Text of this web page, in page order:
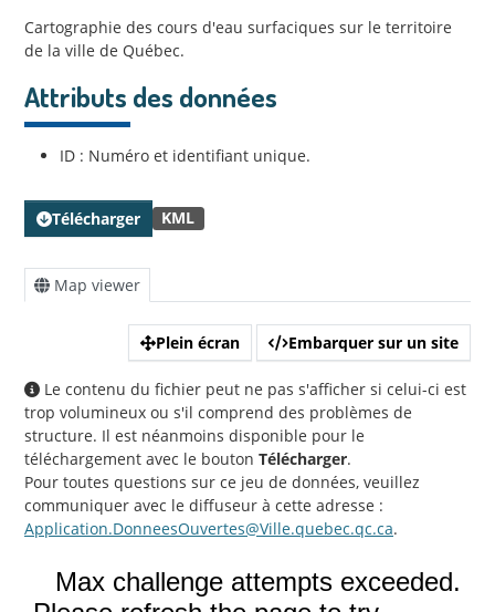
Cartographie des cours d'eau surfaciques sur le territoire
de la ville de Québec.
Attributs des données
ID : Numéro et identifiant unique.
Télécharger KML
Map viewer
Plein écran Embarquer sur un site
Le contenu du fichier peut ne pas s'afficher si celui-ci est
trop volumineux ou s'il comprend des problèmes de
structure. Il est néanmoins disponible pour le
téléchargement avec le bouton Télécharger.
Pour toutes questions sur ce jeu de données, veuillez
communiquer avec le diffuseur à cette adresse :
Application.DonneesOuvertes@Ville.quebec.qc.ca.